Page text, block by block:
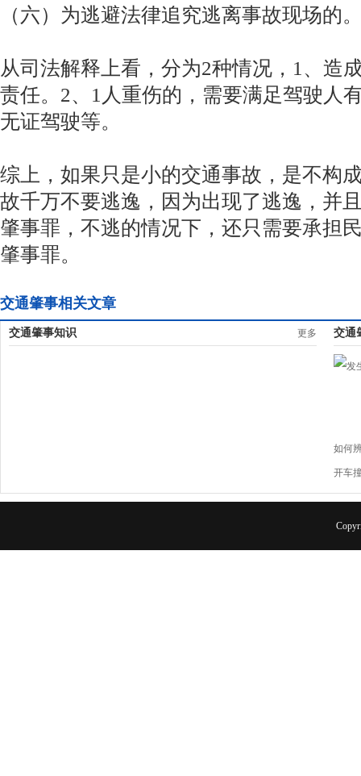
（六）为逃避法律追究逃离事故现场的
从司法解释上看，分为2种情况，1、造
责任。2、1人重伤的，需要满足驾驶人
无证驾驶等。
综上，如果只是小的交通事故，是不构
故千万不要逃逸，因为出现了逃逸，并
肇事罪，不逃的情况下，还只需要承担
肇事罪。
交通肇事相关文章
交通肇事知识 更多 交通
如何
开车